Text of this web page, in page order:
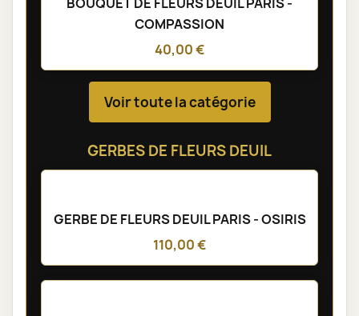
COMPASSION
40,00 €
Voir toute la catégorie
GERBES DE FLEURS DEUIL
GERBE DE FLEURS DEUIL PARIS - OSIRIS
110,00 €